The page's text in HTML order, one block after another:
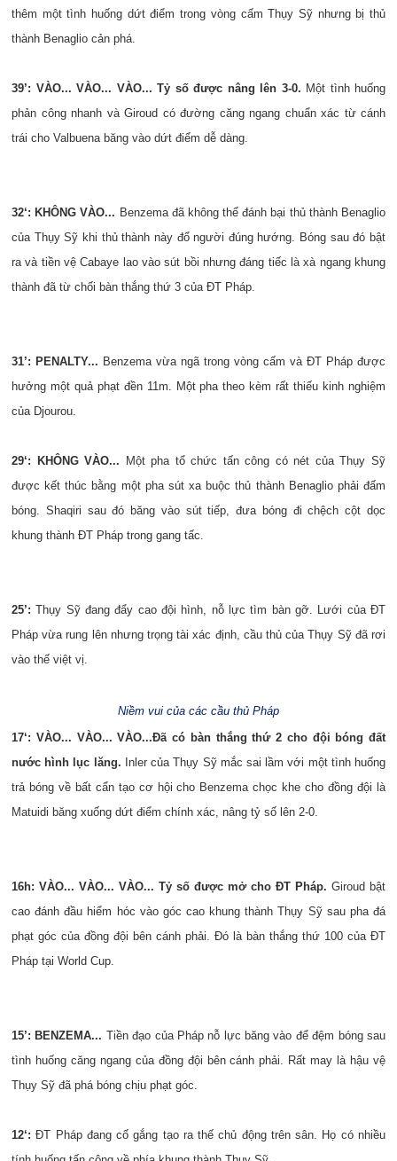
thêm một tình huống dứt điểm trong vòng cấm Thụy Sỹ nhưng bị thủ
thành Benaglio cản phá.
39’: VÀO... VÀO... VÀO... Tỷ số được nâng lên 3-0. Một tình huống
phản công nhanh và Giroud có đường căng ngang chuẩn xác từ cánh
trái cho Valbuena băng vào dứt điểm dễ dàng.
32‘: KHÔNG VÀO... Benzema đã không thể đánh bại thủ thành Benaglio
của Thụy Sỹ khi thủ thành này đổ người đúng hướng. Bóng sau đó bật
ra và tiền vệ Cabaye lao vào sút bồi nhưng đáng tiếc là xà ngang khung
thành đã từ chối bàn thắng thứ 3 của ĐT Pháp.
31’: PENALTY... Benzema vừa ngã trong vòng cấm và ĐT Pháp được
hưởng một quả phạt đền 11m. Một pha theo kèm rất thiếu kinh nghiệm
của Djourou.
29‘: KHÔNG VÀO... Một pha tổ chức tấn công có nét của Thụy Sỹ
được kết thúc bằng một pha sút xa buộc thủ thành Benaglio phải đấm
bóng. Shaqiri sau đó băng vào sút tiếp, đưa bóng đi chệch cột dọc
khung thành ĐT Pháp trong gang tấc.
25’:Thụy Sỹ đang đẩy cao đội hình, nỗ lực tìm bàn gỡ. Lưới của ĐT
Pháp vừa rung lên nhưng trọng tài xác định, cầu thủ của Thụy Sỹ đã rơi
vào thế việt vị.
Niềm vui của các cầu thủ Pháp
17‘: VÀO... VÀO... VÀO...Đã có bàn thắng thứ 2 cho đội bóng đất
nước hình lục lăng. Inler của Thụy Sỹ mắc sai lầm với một tình huống
trả bóng về bất cẩn tạo cơ hội cho Benzema chọc khe cho đồng đội là
Matuidi băng xuống dứt điểm chính xác, nâng tỷ số lên 2-0.
16h: VÀO... VÀO... VÀO... Tỷ số được mở cho ĐT Pháp. Giroud bật
cao đánh đầu hiểm hóc vào góc cao khung thành Thụy Sỹ sau pha đá
phạt góc của đồng đội bên cánh phải. Đó là bàn thắng thứ 100 của ĐT
Pháp tại World Cup.
15’: BENZEMA... Tiền đạo của Pháp nỗ lực băng vào để đệm bóng sau
tình huống căng ngang của đồng đội bên cánh phải. Rất may là hậu vệ
Thụy Sỹ đã phá bóng chịu phạt góc.
12‘: ĐT Pháp đang cố gắng tạo ra thế chủ động trên sân. Họ có nhiều